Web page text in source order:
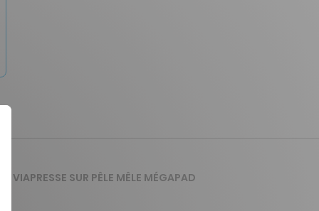
VIAPRESSE SUR PÊLE MÊLE MÉGAPAD